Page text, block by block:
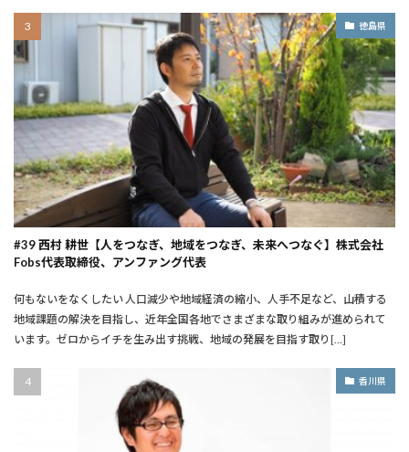
徳島県
#39 西村 耕世【人をつなぎ、地域をつなぎ、未来へつなぐ】株式会社
Fobs代表取締役、アンファング代表
何もないをなくしたい ――人口減少や地域経済の縮小、人手不足など、山積する
地域課題の解決を目指し、近年全国各地でさまざまな取り組みが進められて
います。ゼロからイチを生み出す挑戦、地域の発展を目指す取り[…]
香川県